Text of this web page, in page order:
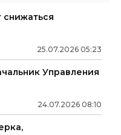
25.07.2026 05:23
Управления
24.07.2026 08:10